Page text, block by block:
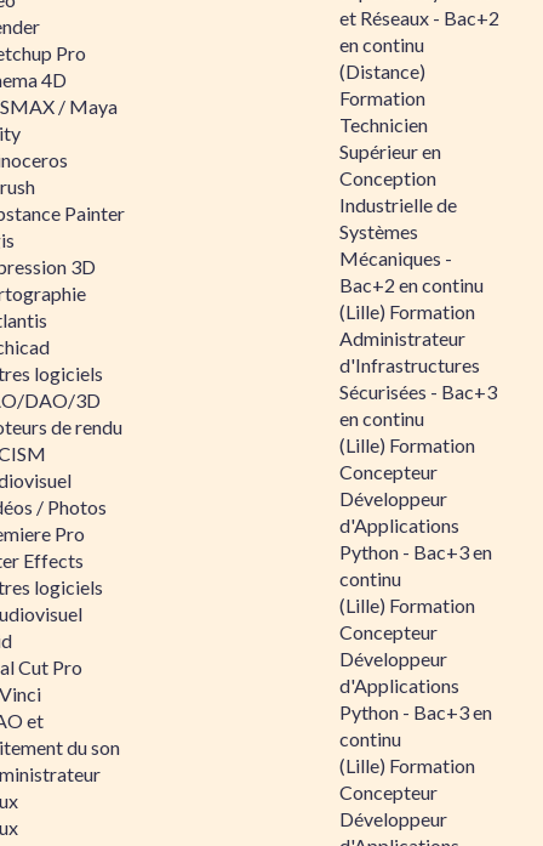
Pro
4D
/ Maya
Painter
3D
logiciels
DAO/3D
de rendu
/ Photos
Pro
Effects
logiciels
Cut Pro
et
du son
et Réseaux - Bac+2
en continu
(Distance)
Formation
Technicien
Supérieur en
Conception
Industrielle de
Systèmes
Mécaniques -
Bac+2 en continu
(Lille) Formation
Administrateur
d'Infrastructures
Sécurisées - Bac+3
en continu
(Lille) Formation
Concepteur
Développeur
d'Applications
Python - Bac+3 en
continu
(Lille) Formation
Concepteur
Développeur
d'Applications
Python - Bac+3 en
continu
(Lille) Formation
Concepteur
Développeur